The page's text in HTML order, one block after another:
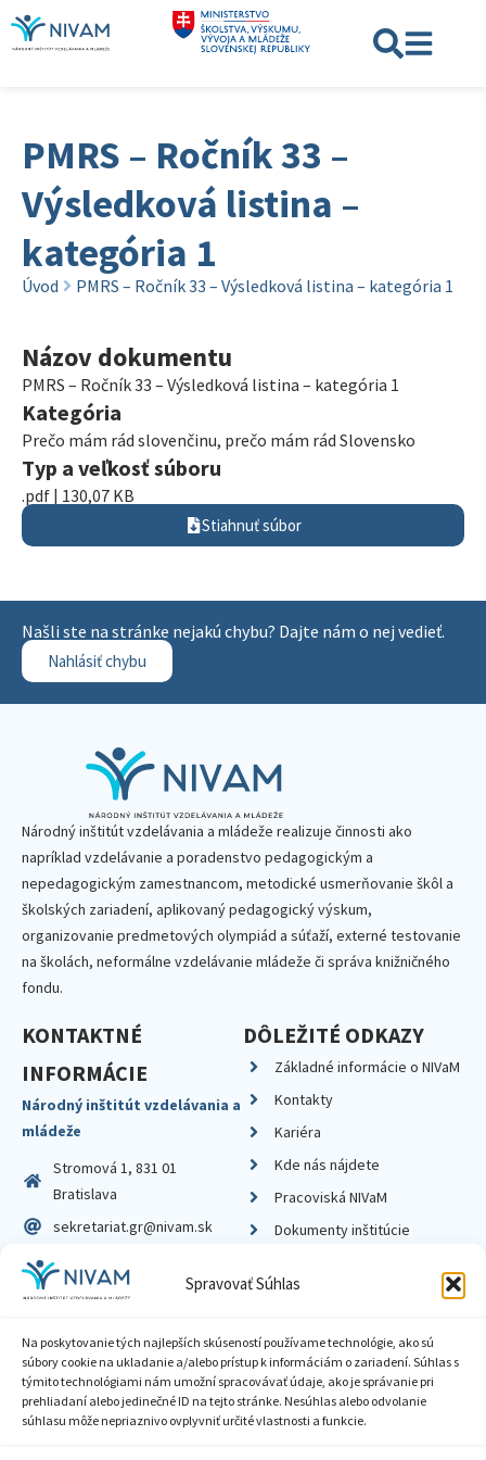
Spravovať Súhlas
Na poskytovanie tých najlepších skúseností používame technológie, ako sú
súbory cookie na ukladanie a/alebo prístup k informáciám o zariadení. Súhlas s
týmito technológiami nám umožní spracovávať údaje, ako je správanie pri
prehliadaní alebo jedinečné ID na tejto stránke. Nesúhlas alebo odvolanie
súhlasu môže nepriaznivo ovplyvniť určité vlastnosti a funkcie.
PMRS – Ročník 33 –
Výsledková listina –
kategória 1
Úvod PMRS – Ročník 33 – Výsledková listina – kategória 1
Názov dokumentu
PMRS – Ročník 33 – Výsledková listina – kategória 1
Kategória
Prečo mám rád slovenčinu, prečo mám rád Slovensko
Typ a veľkosť súboru
.pdf | 130,07 KB
Stiahnuť súbor
Našli ste na stránke nejakú chybu? Dajte nám o nej vedieť.
Nahlásiť chybu
Národný inštitút vzdelávania a mládeže realizuje činnosti ako
napríklad vzdelávanie a poradenstvo pedagogickým a
nepedagogickým zamestnancom, metodické usmerňovanie škôl a
školských zariadení, aplikovaný pedagogický výskum,
organizovanie predmetových olympiád a súťaží, externé testovanie
na školách, neformálne vzdelávanie mládeže či správa knižničného
fondu.
KONTAKTNÉ
INFORMÁCIE
Národný inštitút vzdelávania a
mládeže
Stromová 1, 831 01
Bratislava
sekretariat.gr@nivam.sk
IČO: 00164348
DIČ: 2020798714
DÔLEŽITÉ ODKAZY
Základné informácie o NIVaM
Kontakty
Kariéra
Kde nás nájdete
Pracoviská NIVaM
Dokumenty inštitúcie
Zásady ochrany súkromia